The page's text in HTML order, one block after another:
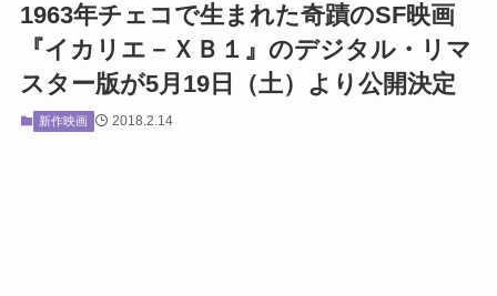
1963年チェコで生まれた奇蹟のSF映画
『イカリエ－ＸＢ１』のデジタル・リマ
スター版が5月19日（土）より公開決定
新作映画 2018.2.14